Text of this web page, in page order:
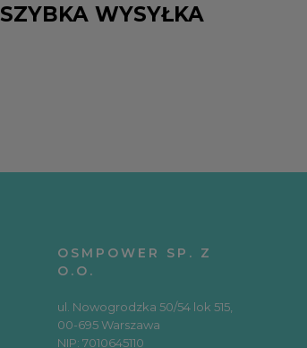
SZYBKA WYSYŁKA
OSMPOWER SP. Z
O.O.
ul. Nowogrodzka 50/54 lok 515,
00-695 Warszawa
NIP: 7010645110